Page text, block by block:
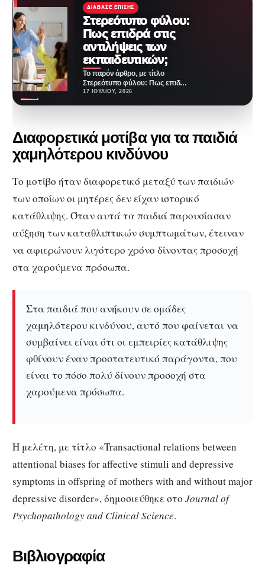
ΔΙΆΒΑΣΕ ΕΠΊΣΗΣ
Στερεότυπο φύλου:
Πως επιδρά στις
αντιλήψεις των
εκπαιδευτικών;
Το παρόν άρθρο, με τίτλο
Στερεότυπο φύλου: Πως επιδρά
στις αντιλήψεις των
17 ΙΟΥΛΊΟΥ, 2026
Διαφορετικά μοτίβα για τα παιδιά
χαμηλότερου κινδύνου
Το μοτίβο ήταν διαφορετικό μεταξύ των παιδιών
των οποίων οι μητέρες δεν είχαν ιστορικό
κατάθλιψης. Όταν αυτά τα παιδιά παρουσίασαν
αύξηση των καταθλιπτικών συμπτωμάτων, έτειναν
να αφιερώνουν λιγότερο χρόνο δίνοντας προσοχή
στα χαρούμενα πρόσωπα.
Στα παιδιά που ανήκουν σε ομάδες
χαμηλότερου κινδύνου, αυτό που φαίνεται να
συμβαίνει είναι ότι οι εμπειρίες κατάθλιψης
φθίνουν έναν προστατευτικό παράγοντα, που
είναι το πόσο πολύ δίνουν προσοχή στα
χαρούμενα πρόσωπα.
Η μελέτη, με τίτλο «Transactional relations between
attentional biases for affective stimuli and depressive
symptoms in offspring of mothers with and without major
depressive disorder», δημοσιεύθηκε στο Journal of
Psychopathology and Clinical Science.
Βιβλιογραφία